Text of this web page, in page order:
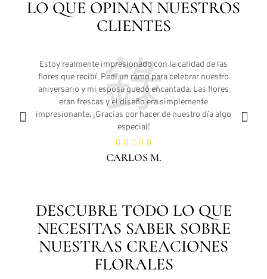
LO QUE OPINAN NUESTROS
CLIENTES
Estoy realmente impresionado con la calidad de las
flores que recibí. Pedí un ramo para celebrar nuestro
aniversario y mi esposa quedó encantada. Las flores
eran frescas y el diseño era simplemente
impresionante. ¡Gracias por hacer de nuestro día algo
especial!
CARLOS M.
DESCUBRE TODO LO QUE
NECESITAS SABER SOBRE
NUESTRAS CREACIONES
FLORALES